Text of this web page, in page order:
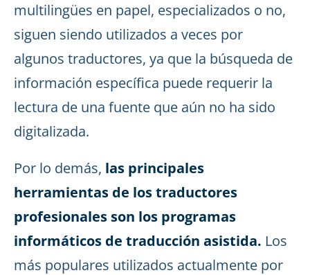
multilingües en papel, especializados o no,
siguen siendo utilizados a veces por
algunos traductores, ya que la búsqueda de
información específica puede requerir la
lectura de una fuente que aún no ha sido
digitalizada.
Por lo demás, las principales
herramientas de los traductores
profesionales son los programas
informáticos de traducción asistida. Los
más populares utilizados actualmente por